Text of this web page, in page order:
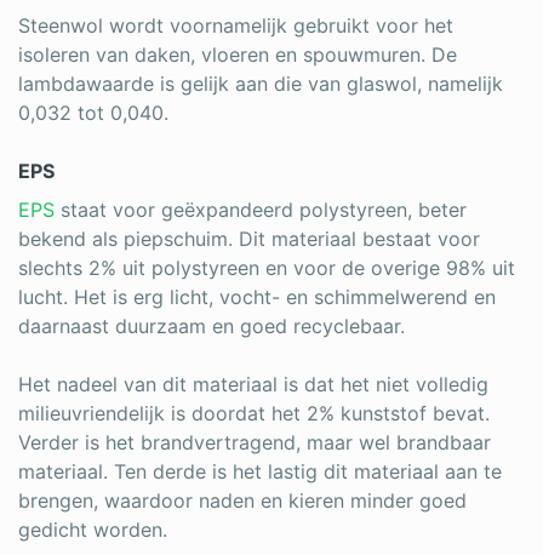
Steenwol wordt voornamelijk gebruikt voor het
isoleren van daken, vloeren en spouwmuren. De
lambdawaarde is gelijk aan die van glaswol, namelijk
0,032 tot 0,040.
EPS
EPS staat voor geëxpandeerd polystyreen, beter
bekend als piepschuim. Dit materiaal bestaat voor
slechts 2% uit polystyreen en voor de overige 98% uit
lucht. Het is erg licht, vocht- en schimmelwerend en
daarnaast duurzaam en goed recyclebaar.
Het nadeel van dit materiaal is dat het niet volledig
milieuvriendelijk is doordat het 2% kunststof bevat.
Verder is het brandvertragend, maar wel brandbaar
materiaal. Ten derde is het lastig dit materiaal aan te
brengen, waardoor naden en kieren minder goed
gedicht worden.